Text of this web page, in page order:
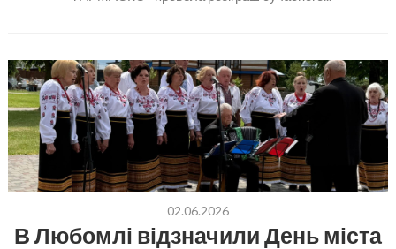
02.06.2026
В Любомлі відзначили День міста